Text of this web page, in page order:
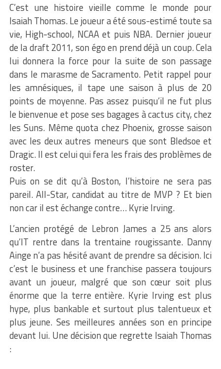
C’est une histoire vieille comme le monde pour
Isaiah Thomas. Le joueur a été sous-estimé toute sa
vie, High-school, NCAA et puis NBA. Dernier joueur
de la draft 2011, son égo en prend déjà un coup. Cela
lui donnera la force pour la suite de son passage
dans le marasme de Sacramento. Petit rappel pour
les amnésiques, il tape une saison à plus de 20
points de moyenne. Pas assez puisqu’il ne fut plus
le bienvenue et pose ses bagages à cactus city, chez
les Suns. Même quota chez Phoenix, grosse saison
avec les deux autres meneurs que sont Bledsoe et
Dragic. Il est celui qui fera les frais des problèmes de
roster.
Puis on se dit qu’à Boston, l’histoire ne sera pas
pareil. All-Star, candidat au titre de MVP ? Et bien
non car il est échange contre… Kyrie Irving.
L’ancien protégé de Lebron James a 25 ans alors
qu’IT rentre dans la trentaine rougissante. Danny
Ainge n’a pas hésité avant de prendre sa décision. Ici
c’est le business et une franchise passera toujours
avant un joueur, malgré que son cœur soit plus
énorme que la terre entière. Kyrie Irving est plus
hype, plus bankable et surtout plus talentueux et
plus jeune. Ses meilleures années son en principe
devant lui. Une décision que regrette Isaiah Thomas
: